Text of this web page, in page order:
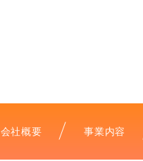
会社概要 事業内容